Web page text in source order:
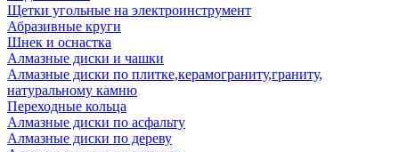
Щетки угольные на электроинструмент
Абразивные круги
Шнек и оснастка
Алмазные диски и чашки
Алмазные диски по плитке,керамограниту,граниту,
натуральному камню
Переходные кольца
Алмазные диски по асфальту
Алмазные диски по дереву